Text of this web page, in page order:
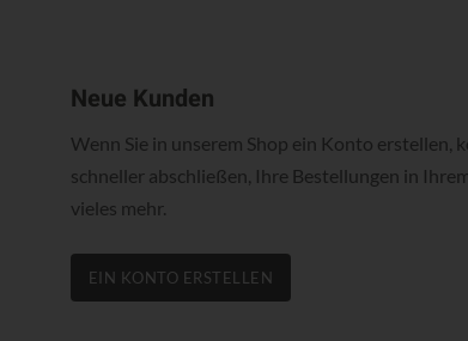
Neue Kunden
Wenn Sie in unserem Shop ein Konto erstellen,
schneller abschließen, Ihre Bestellungen in
vieles mehr.
EIN KONTO ERSTELLEN